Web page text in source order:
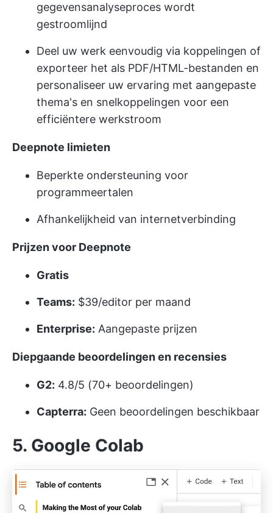
gegevensanalyseproces wordt
gestroomlijnd
Deel uw werk eenvoudig via koppelingen of
exporteer het als PDF/HTML-bestanden en
personaliseer uw ervaring met aangepaste
thema's en snelkoppelingen voor een
efficiëntere werkstroom
Deepnote limieten
Beperkte ondersteuning voor
programmeertalen
Afhankelijkheid van internetverbinding
Prijzen voor Deepnote
Gratis
Teams: $39/editor per maand
Enterprise: Aangepaste prijzen
Diepgaande beoordelingen en recensies
G2: 4.8/5 (70+ beoordelingen)
Capterra: Geen beoordelingen beschikbaar
5. Google Colab